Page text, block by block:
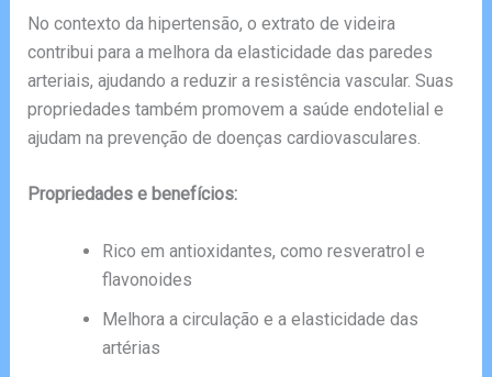
No contexto da hipertensão, o extrato de videira
contribui para a melhora da elasticidade das paredes
arteriais, ajudando a reduzir a resistência vascular. Suas
propriedades também promovem a saúde endotelial e
ajudam na prevenção de doenças cardiovasculares.
Propriedades e benefícios:
Rico em antioxidantes, como resveratrol e
flavonoides
Melhora a circulação e a elasticidade das
artérias